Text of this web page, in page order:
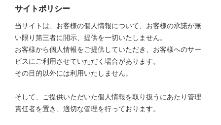
サイトポリシー
当サイトは、お客様の個人情報について、お客様の承諾が無
い限り第三者に開示、提供を一切いたしません。
お客様から個人情報をご提供していただき、お客様へのサー
ビスにご利用させていただく場合があります。
その目的以外には利用いたしません。
そして、ご提供いただいた個人情報を取り扱うにあたり管理
責任者を置き、適切な管理を行っております。